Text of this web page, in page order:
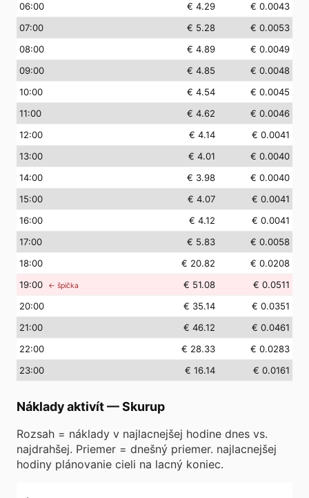
06:00 € 4.29
€ 0.0043
07:00 € 5.28
€ 0.0053
08:00 € 4.89
€ 0.0049
09:00 € 4.85
€ 0.0048
10:00 € 4.54
€ 0.0045
11:00 € 4.62
€ 0.0046
12:00 € 4.14
€ 0.0041
13:00 € 4.01
€ 0.0040
14:00 € 3.98
€ 0.0040
15:00 € 4.07
€ 0.0041
16:00 € 4.12
€ 0.0041
17:00 € 5.83
€ 0.0058
18:00 € 20.82
€ 0.0208
19:00 ← špička € 51.08
€ 0.0511
20:00 € 35.14
€ 0.0351
21:00 € 46.12
€ 0.0461
22:00 € 28.33
€ 0.0283
23:00 € 16.14 € 0.0161
Náklady aktivít—Skurup
Rozsah = náklady v najlacnejšej hodine dnes vs.
najdrahšej. Priemer = dnešný priemer. najlacnejšej
hodiny plánovanie cieli na lacný koniec.